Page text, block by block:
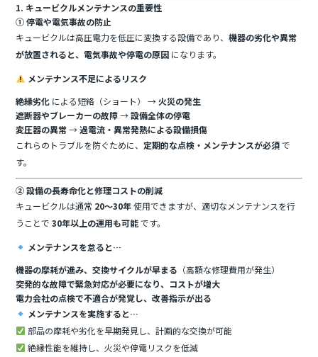
1. キュービクルメンテナンスの重要性
① 停電や電気事故の防止
キュービクルは高圧電力を低圧に変換する設備であり、機器の劣化や異常
が放置されると、電気事故や停電の原因 になります。
メンテナンス不足によるリスク
絶縁劣化 による短絡（ショート） →火災の発生
遮断器やブレーカーの故障→設備全体の停電
変圧器の異常→過電流・異常発熱による設備損傷
これらのトラブルを防ぐために、定期的な点検・メンテナンスが必須で
す。
② 設備の長寿命化と修理コストの削減
キュービクルは通常 20～30年使用できますが、適切なメンテナンスを行
うことで30年以上の運用も可能です。
メンテナンスを怠ると…
機器の摩耗が進み、交換サイクルが早まる （高額な修理費用が発生）
突発的な故障で緊急対応が必要になり、コストが増大
電力会社の点検で不適合が発覚し、改善指示が出る
メンテナンスを実施すると…
部品の摩耗や劣化を早期発見し、計画的な交換が可能
絶縁性能を維持し、火災や停電リスクを低減